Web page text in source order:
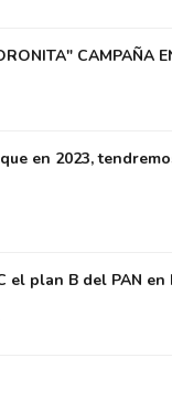
CAMPAÑA
en 2023,
el plan B del PAN en